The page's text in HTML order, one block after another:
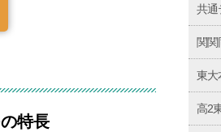
特長
共通
関関
東大
高2